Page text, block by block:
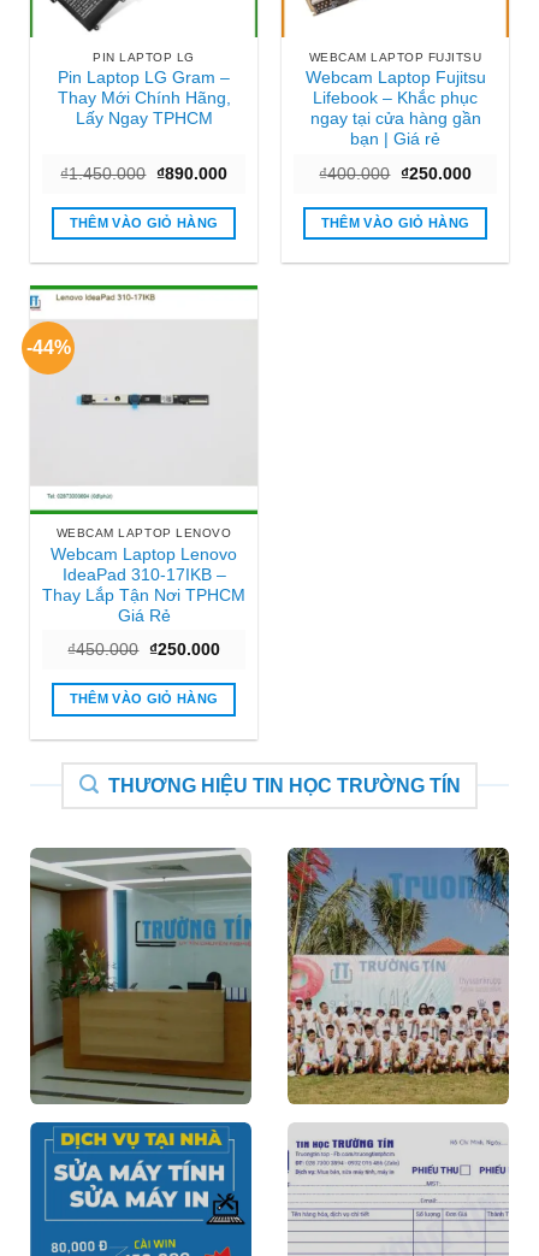
PIN LAPTOP LG
Pin Laptop LG Gram –
Thay Mới Chính Hãng,
Lấy Ngay TPHCM
₫1.450.000 Giá
là:
₫1.450.000.
₫890.000Giá
tại
₫890.000.
THÊM VÀO GIỎ HÀNG
WEBCAM LAPTOP FUJITSU
Webcam Laptop Fujitsu
Lifebook – Khắc phục
ngay tại cửa hàng gần
bạn | Giá rẻ
₫400.000 Giá
là:
₫400.000.
₫250.000Giá
tại
THÊM VÀO GIỎ HÀNG
-44%
WEBCAM LAPTOP LENOVO
Webcam Laptop Lenovo
IdeaPad 310-17IKB –
Thay Lắp Tận Nơi TPHCM
Giá Rẻ
₫450.000 Giá
là:
₫450.000.
₫250.000Giá
tại
₫250.000.
THÊM VÀO GIỎ HÀNG
THƯƠNG HIỆU TIN HỌC TRƯỜNG TÍN